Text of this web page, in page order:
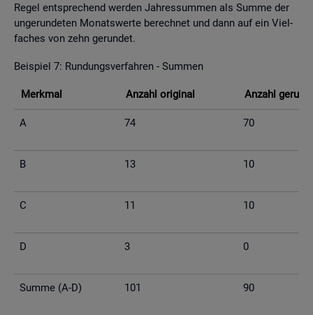
Regel ent­spre­chend wer­den Jah­res­sum­men als Summe der
un­ge­run­de­ten Mo­nats­wer­te be­rech­net und dann auf ein Viel­
fa­ches von zehn ge­run­det.
Bei­spiel 7: Run­dungs­ver­fah­ren - Sum­men
Merk­mal An­zahl ori­gi­nal An­zahl
A 74 70
B 13 10
C 11 10
D 3 0
Summe (A-D) 101 90